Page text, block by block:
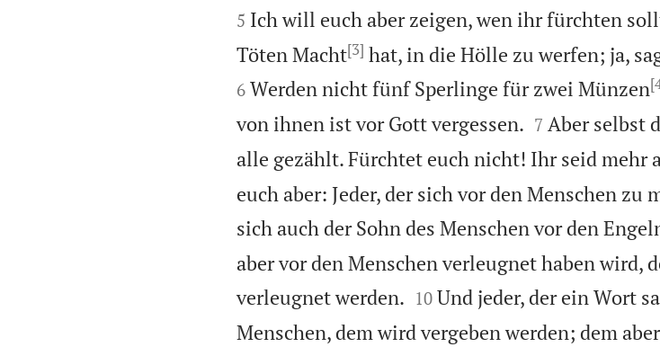
5 Ich will euch aber zeigen, wen ihr fürchten
Töten Macht[3] hat, in die Hölle zu werfen; ja,
6 Werden nicht fünf Sperlinge für zwei Münzen
von ihnen ist vor Gott vergessen.
7 Aber selbst
alle gezählt. Fürchtet euch nicht! Ihr seid mehr
euch aber: Jeder, der sich vor den Menschen
sich auch der Sohn des Menschen vor den
aber vor den Menschen verleugnet haben wird,
verleugnet werden.
10 Und jeder, der ein Wort
Menschen, dem wird vergeben werden; dem